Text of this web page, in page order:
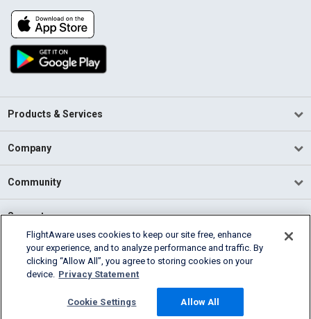
Products & Services
Company
Community
Support
English (USA)
2026 FlightAware
Cookie Settings
FlightAware uses cookies to keep our site free, enhance
your experience, and to analyze performance and traffic. By
clicking “Allow All”, you agree to storing cookies on your
device. Privacy Statement
Cookie Settings Allow All